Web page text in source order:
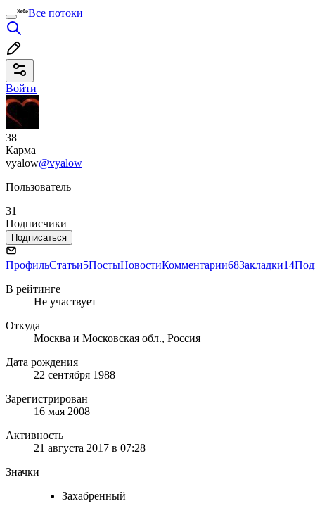
Все потоки
Войти
38
Карма
vyalow@vyalow
Пользователь
31
Подписчики
Подписаться
ПрофильСтатьи5ПостыНовостиКомментарии68Закладки14
В рейтинге
Не участвует
Откуда
Москва и Московская обл., Россия
Дата рождения
22 сентября 1988
Зарегистрирован
16 мая 2008
Активность
21 августа 2017 в 07:28
Значки
Захабренный